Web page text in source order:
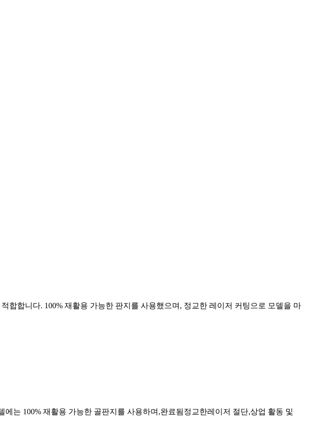
합합니다. 100% 재활용 가능한 판지를 사용했으며, 정교한 레이저 커팅으로 모델을 마
에는 100% 재활용 가능한 골판지를 사용하며,완료됨정교한레이저 절단,상업 활동 및